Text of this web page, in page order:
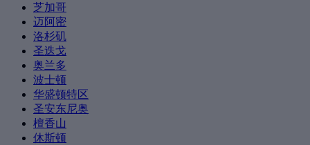
芝加哥
迈阿密
洛杉矶
圣迭戈
奥兰多
波士顿
华盛顿特区
圣安东尼奥
檀香山
休斯顿